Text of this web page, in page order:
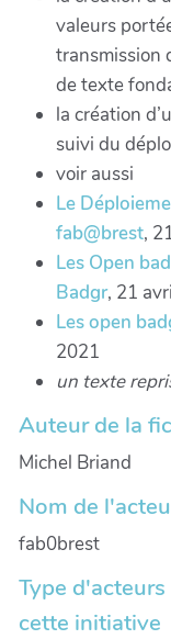
valeurs
transmission
de texte
la création
suivi du
voir aussi
Le
fab@brest,
Les Open
Badgr, 21
Les open
2021
un texte
Auteur de la
Michel Briand
Nom de
fab0brest
Type
cette initiative